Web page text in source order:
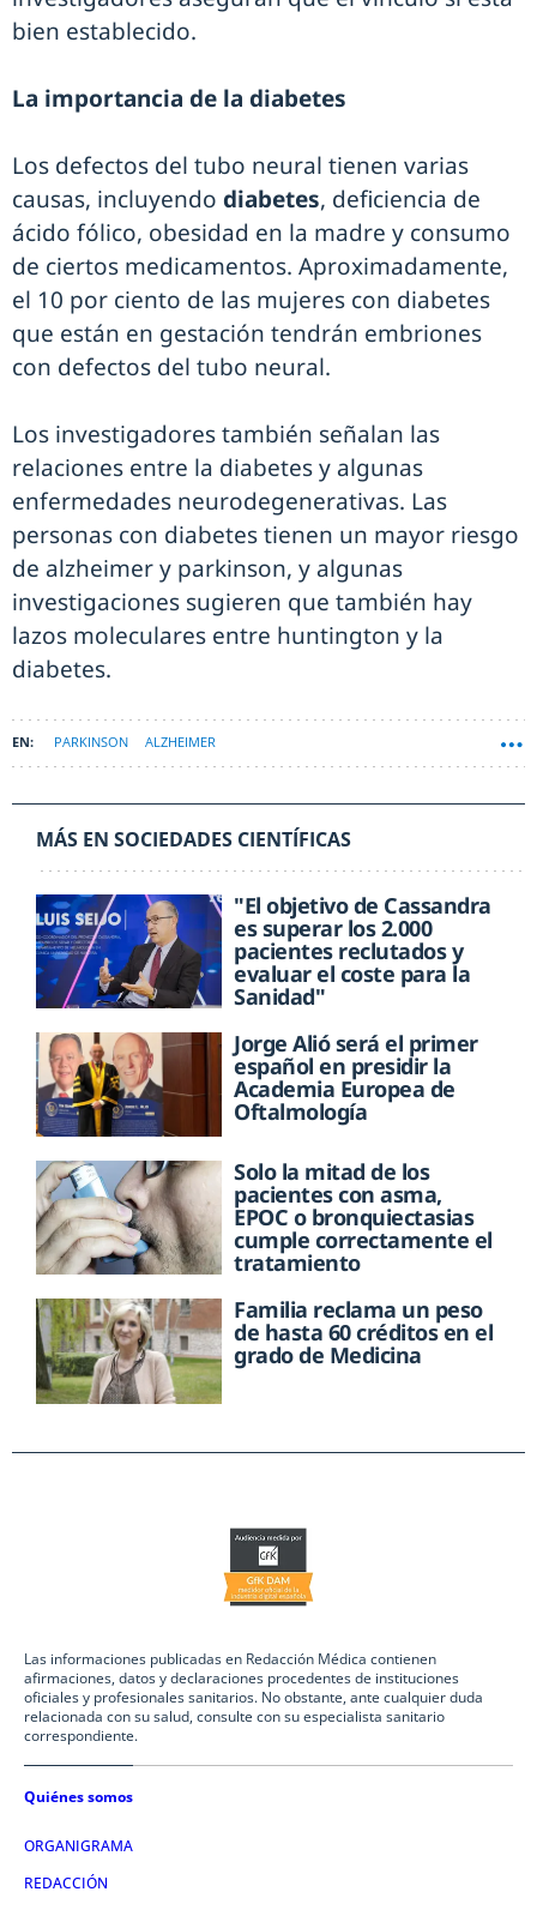
bien establecido.
La importancia de la diabetes
Los defectos del tubo neural tienen varias
causas, incluyendo diabetes, deficiencia de
ácido fólico, obesidad en la madre y consumo
de ciertos medicamentos. Aproximadamente,
el 10 por ciento de las mujeres con diabetes
que están en gestación tendrán embriones
con defectos del tubo neural.
Los investigadores también señalan las
relaciones entre la diabetes y algunas
enfermedades neurodegenerativas. Las
personas con diabetes tienen un mayor riesgo
de alzheimer y parkinson, y algunas
investigaciones sugieren que también hay
lazos moleculares entre huntington y la
diabetes.
PARKINSON ALZHEIMER
MÁS EN SOCIEDADES CIENTÍFICAS
"El objetivo de Cassandra
es superar los 2.000
pacientes reclutados y
evaluar el coste para la
Sanidad"
Jorge Alió será el primer
español en presidir la
Academia Europea de
Oftalmología
Solo la mitad de los
pacientes con asma,
EPOC o bronquiectasias
cumple correctamente el
tratamiento
Familia reclama un peso
de hasta 60 créditos en el
grado de Medicina
Las informaciones publicadas en Redacción Médica contienen
afirmaciones, datos y declaraciones procedentes de instituciones
oficiales y profesionales sanitarios. No obstante, ante cualquier duda
relacionada con su salud, consulte con su especialista sanitario
correspondiente.
Quiénes somos
ORGANIGRAMA
REDACCIÓN